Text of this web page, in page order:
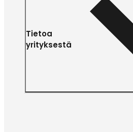
Tietoa
yrityksestä